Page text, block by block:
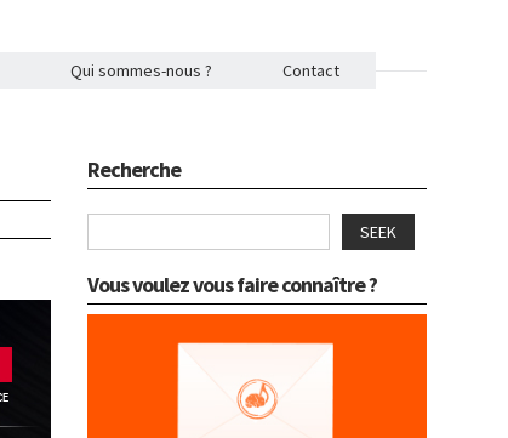
Qui sommes-nous ? Contact
Recherche
SEEK
Vous voulez vous faire connaître ?